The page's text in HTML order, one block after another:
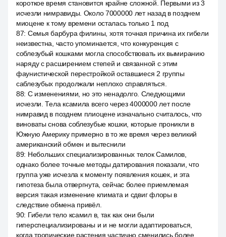
короткое время становится крайне сложной. Первыми из 3
исчезли нимравиды. Около 7000000 лет назад в позднем
миоцене к тому времени осталась только 1 под
87: Семья барбура филины, хотя точная причина их гибели
неизвестна, часто упоминается, что конкуренция с
соблезубый кошками могла способствовать их вымиранию
наряду с расширением степей и связанной с этим
фаунистической перестройкой оставшиеся 2 группы
саблезубых продолжали неплохо справляться.
88: С изменениями, но это ненадолго. Следующими
исчезли. Тела ксамила всего через 4000000 лет после
нимравид в позднем плиоцене изначально считалось, что
виноваты снова соблезубые кошки, которые проникли в
Южную Америку примерно в то же время через великий
американский обмен и вытеснили
89: Небольших специализированных телок Самилов,
однако более точные методы датирования показали, что
группа уже исчезла к моменту появления кошек, и эта
гипотеза была отвергнута, сейчас более приемлемая
версия такая изменение климата и сдвиг флоры в
следствие обмена привёл.
90: Гибели тело ксамил в, так как они были
гиперспециализированы и и не могли адаптироваться,
когда тропические растения частично сменились более